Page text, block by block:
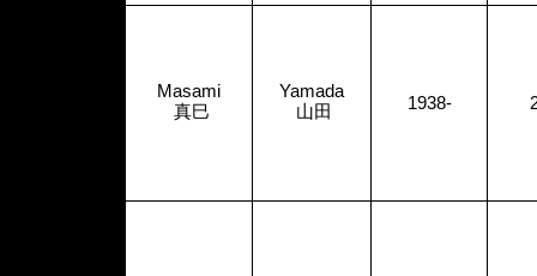
Masami
真巳
Yamada
山田
1938-